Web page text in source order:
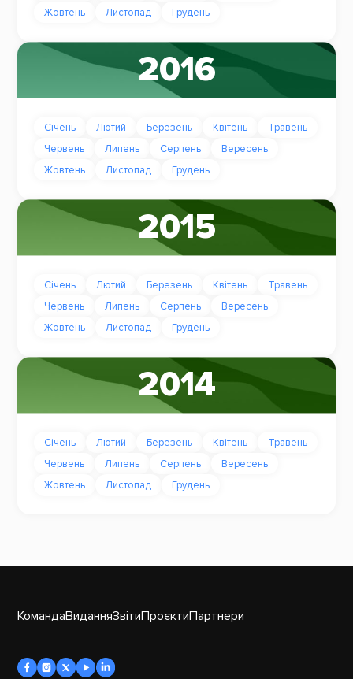
Жовтень
Листопад Грудень
2016
Січень Лютий Березень Квітень
Травень
Червень
Липень Серпень
Вересень
Жовтень
Листопад Грудень
2015
Січень Лютий Березень Квітень
Травень
Червень
Липень Серпень
Вересень
Жовтень
Листопад Грудень
2014
Січень Лютий Березень Квітень
Травень
Червень
Липень Серпень
Вересень
Жовтень
Листопад Грудень
КомандаВиданняЗвітиПроєктиПартнери